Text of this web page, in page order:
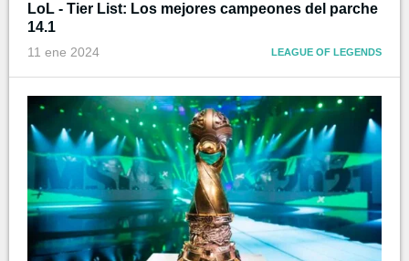
LoL - Tier List: Los mejores campeones del parche
14.1
11 ene 2024 LEAGUE OF LEGENDS